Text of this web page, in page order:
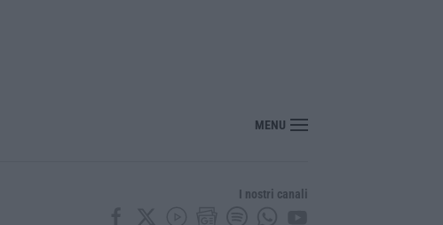
Piani per il rischio sismico al welfare, i provvedimenti approvati dalla Giunta
MENU
I nostri canali